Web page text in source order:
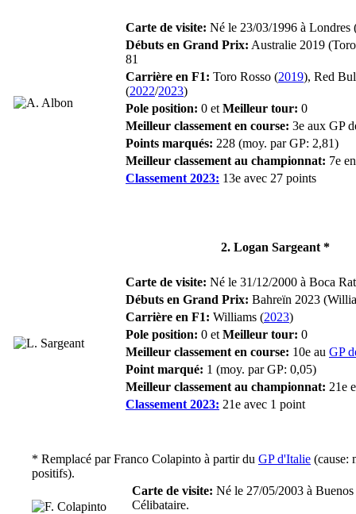
Carte de visite: Né le 23/03/1996 à
Débuts en Grand Prix: Australie 2019
81
Carrière en F1: Toro Rosso (2019), Red
(2022/2023)
Pole position: 0 et Meilleur tour: 0
Meilleur classement en course: 3e aux GP
Points marqués: 228 (moy. par GP: 2,81)
Meilleur classement au championnat: 7e
Classement 2023: 13e avec 27 points
2. Logan Sargeant *
Carte de visite: Né le 31/12/2000 à Boca
Débuts en Grand Prix: Bahreïn 2023
Carrière en F1: Williams (2023)
Pole position: 0 et Meilleur tour: 0
Meilleur classement en course: 10e au GP
Point marqué: 1 (moy. par GP: 0,05)
Meilleur classement au championnat: 21e
Classement 2023: 21e avec 1 point
* Remplacé parFranco Colapinto à partir du GP d'Italie (cause:
positifs).
Carte de visite: Né le 27/05/2003 à
Célibataire.